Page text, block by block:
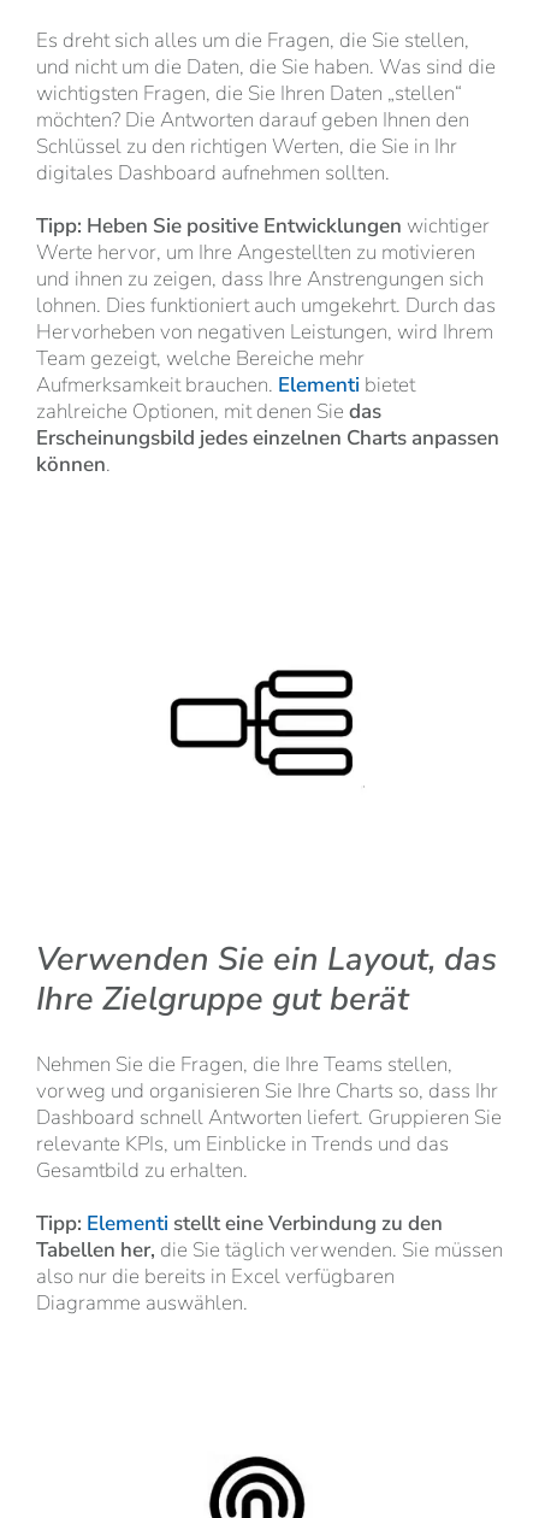
Es dreht sich alles um die Fragen, die Sie stellen,
und nicht um die Daten, die Sie haben. Was sind die
wichtigsten Fragen, die Sie Ihren Daten „stellen“
möchten? Die Antworten darauf geben Ihnen den
Schlüssel zu den richtigen Werten, die Sie in Ihr
digitales Dashboard aufnehmen sollten.
Tipp: Heben Sie positive Entwicklungen wichtiger
Werte hervor, um Ihre Angestellten zu motivieren
und ihnen zu zeigen, dass Ihre Anstrengungen sich
lohnen. Dies funktioniert auch umgekehrt. Durch das
Hervorheben von negativen Leistungen, wird Ihrem
Team gezeigt, welche Bereiche mehr
Aufmerksamkeit brauchen. Elementi bietet
zahlreiche Optionen, mit denen Sie das
Erscheinungsbild jedes einzelnen Charts anpassen
können.
Verwenden Sie ein Layout, das
Ihre Zielgruppe gut berät
Nehmen Sie die Fragen, die Ihre Teams stellen,
vorweg und organisieren Sie Ihre Charts so, dass Ihr
Dashboard schnell Antworten liefert. Gruppieren Sie
relevante KPIs, um Einblicke in Trends und das
Gesamtbild zu erhalten.
Tipp: Elementi stellt eine Verbindung zu den
Tabellen her, die Sie täglich verwenden. Sie müssen
also nur die bereits in Excel verfügbaren
Diagramme auswählen.